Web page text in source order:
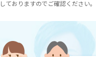
おりますのでご確認ください。